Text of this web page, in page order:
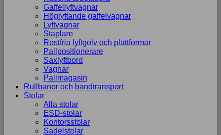
Gaffellyftvagnar
Höglyftande gaffelvagnar
Lyftvagnar
Staplare
Rostfria lyftgolv och plattformar
Pallpositionerare
Saxlyftbord
Vagnar
Pallmagasin
Rullbanor och bandtransport
Stolar
Alla stolar
ESD-stolar
Kontorsstolar
Sadelstolar